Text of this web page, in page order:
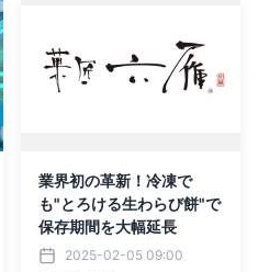
業界初の革新！冷凍で
も"とろける生わらび餅"で
保存期間を大幅延長
2025-02-05 09:00